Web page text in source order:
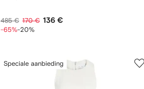
485 € 170 € 136 €
-65%-20%
Speciale aanbieding